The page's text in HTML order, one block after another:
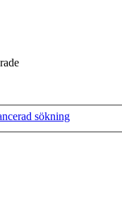
sökning